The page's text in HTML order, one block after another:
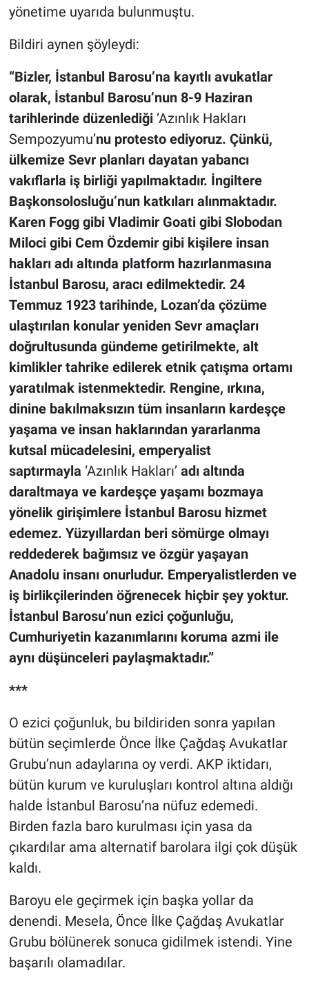
yönetime uyarıda bulunmuştu.
Bildiri aynen şöyleydi:
“Bizler, İstanbul Barosu’na kayıtlı avukatlar
olarak, İstanbul Barosu’nun 8-9 Haziran
tarihlerinde düzenlediği‘Azınlık Hakları
Sempozyumu’nu protesto ediyoruz. Çünkü,
ülkemize Sevr planları dayatan yabancı
vakıflarla iş birliği yapılmaktadır. İngiltere
Başkonsolosluğu’nun katkıları alınmaktadır.
Karen Fogg gibi Vladimir Goati gibi Slobodan
Miloci gibi Cem Özdemir gibi kişilere insan
hakları adı altında platform hazırlanmasına
İstanbul Barosu, aracı edilmektedir. 24
Temmuz 1923 tarihinde, Lozan’da çözüme
ulaştırılan konular yeniden Sevr amaçları
doğrultusunda gündeme getirilmekte, alt
kimlikler tahrike edilerek etnik çatışma ortamı
yaratılmak istenmektedir. Rengine, ırkına,
dinine bakılmaksızın tüm insanların kardeşçe
yaşama ve insan haklarından yararlanma
kutsal mücadelesini, emperyalist
saptırmayla ‘Azınlık Hakları’ adı altında
daraltmaya ve kardeşçe yaşamı bozmaya
yönelik girişimlere İstanbul Barosu hizmet
edemez. Yüzyıllardan beri sömürge olmayı
reddederek bağımsız ve özgür yaşayan
Anadolu insanı onurludur. Emperyalistlerden ve
iş birlikçilerinden öğrenecek hiçbir şey yoktur.
İstanbul Barosu’nun ezici çoğunluğu,
Cumhuriyetin kazanımlarını koruma azmi ile
aynı düşünceleri paylaşmaktadır.”
***
O ezici çoğunluk, bu bildiriden sonra yapılan
bütün seçimlerde Önce İlke Çağdaş Avukatlar
Grubu’nun adaylarına oy verdi. AKP iktidarı,
bütün kurum ve kuruluşları kontrol altına aldığı
halde İstanbul Barosu’na nüfuz edemedi.
Birden fazla baro kurulması için yasa da
çıkardılar ama alternatif barolara ilgi çok düşük
kaldı.
Baroyu ele geçirmek için başka yollar da
denendi. Mesela, Önce İlke Çağdaş Avukatlar
Grubu bölünerek sonuca gidilmek istendi. Yine
başarılı olamadılar.